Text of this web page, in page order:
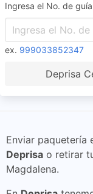
Ingresa el No. de
ex. 999033852347
Deprisa
Enviar paquetería
Deprisa o retirar
Magdalena.